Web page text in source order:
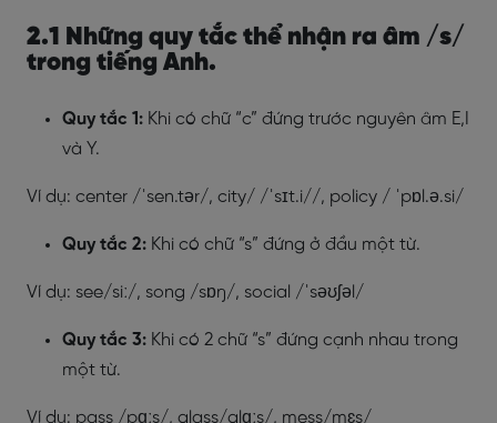
2.1 Những quy tắc thể nhận ra âm /s/
trong tiếng Anh.
Quy tắc 1: Khi có chữ “c” đứng trước nguyên âm E,I
và Y.
Ví dụ: center /ˈsen.tər/, city/ /ˈsɪt.i//, policy / ˈpɒl.ə.si/
Quy tắc 2: Khi có chữ “s” đứng ở đầu một từ.
Ví dụ: see/siː/, song /sɒŋ/, social /ˈsəʊʃəl/
Quy tắc 3: Khi có 2 chữ “s” đứng cạnh nhau trong
một từ.
Ví dụ: pass /pɑːs/, glass/glɑːs/, mess/mɛs/